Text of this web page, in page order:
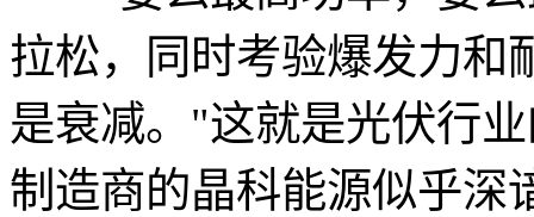
拉松，同时考验爆发力和
是衰减。"这就是光伏行
制造商的晶科能源似乎深